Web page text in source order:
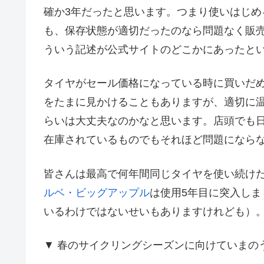
確か3年だったと思います。つまり使いはじ
も、保存状態が適切だったのなら問題なく販
ういう記述が公式サイトのどこかにあったと
タイヤがセール価格になっている時に買いだ
をたまに見かけることもありますが、適切に
らいは大丈夫なのかなと思います。店頭でも
在庫されているものでもそれほど問題になら
皆さんは最高で何年間同じタイヤを使い続け
ルベ・ビッグアップルは使用5年目に突入し
いるわけではないせいもありますけれども）
▼ 春のサイクリングシーズンに向けていま